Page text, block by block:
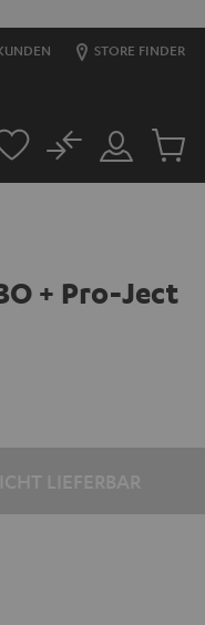
STORE FINDER
Mein
Konto
No
Artikel
+ Pro-Ject